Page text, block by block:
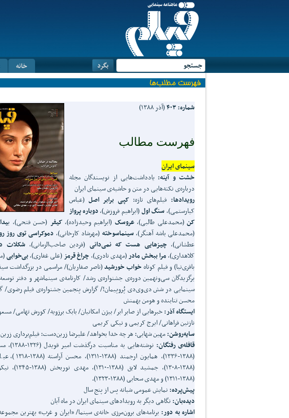
خانه
شماره: ۴۰۳ (آذر ۱۳۸۸)
فهرست مطالب
سینمای ایران
خشت و آینه: یادداشت‌هایی از نویسندگان مجله
درباره‌ی نکته‌هایی در متن و حاشیه‌ی سینمای ایران
رویدادها: فیلم‌های تازه: کپی برابر اصل (عباس
کیارستمی)، سنگ اول(ابراهیم فروزش)،دوباره پرواز
کن(محمدعلی طالبی)،عروسک (ابراهیم وحیدزاده)،کیفر (حسن فتحی)، ب
(محمدعلی باشه آهنگر)،سینماسوخته (مهرشاد کارخانی)، دموکراسی توی روز
عطشانی)،چیزهایی هست که نمی‌دانی (فردین صاحب‌الزمانی)،شکلات
کلاهداری)، مرا ببخش مادر(مهدی نادری)، چراغ قرمز (علی غفاری)،بی‌خوابی
باقری‌نیا) و فیلم کوتاهخواب خورشید(ناصر صفاریان)/ مراسمی در بزرگداشت
برگزیدگان سی‌ونهمین دوره‌ی جشنواره‌ی رشد/ کارنامه‌ی سینماشهر و دفتر
سینمایی در شش دی‌وی‌دی پُروپیمان!/ گزارش پنجمین جشنواره‌ی فیلم رضوی/
محسن تنابنده و هومن بهمنش
ایستگاه آذر:خبرهایی از صابر ابر/ بیژن امکانیان/ بابک برزویه/ کورش تهامی/
نازنین فراهانی/ ایرج کریمی و نیکی کریمی
سایه‌روشن:مهین شهابی: هر چه خدا بخواهد/ علیرضا زرین‌دست: فیلم‌برداری
قافله‌ی رفتگان:
نوشته‌هایی به
(۱۳۸۸-۱۳۳۶)، همایون
(۱۳۸۸-۱۳۰۸)، جمشید لایق
(۱۳۸۸-۱۳۱۱) و مهدی سحابی (۱۳۸۸-۱۳۲۳).
پیش‌پرده: نمایش عمومی شبانه پس از پنج سال
دیده‌بان: نگاهی دیگر به رویدادهای سینمای ایران در ماه آبان
اشاره به دور: برنامه‌های برون‌مرزی خانه‌ی سینما/ «ایران و غرب» بهترین